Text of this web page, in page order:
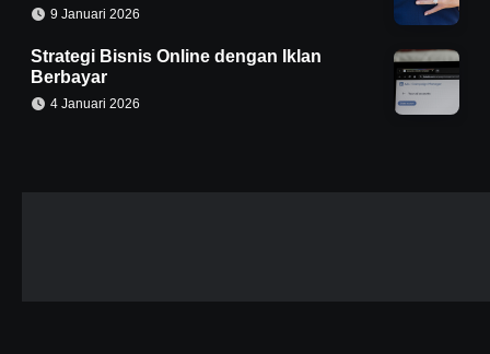
9 Januari 2026
Strategi Bisnis Online dengan Iklan
Berbayar
4 Januari 2026